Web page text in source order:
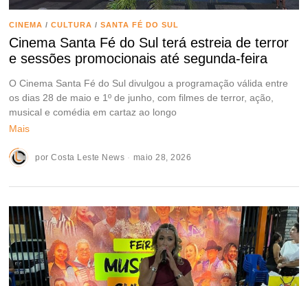
CINEMA / CULTURA / SANTA FÉ DO SUL
Cinema Santa Fé do Sul terá estreia de terror
e sessões promocionais até segunda-feira
O Cinema Santa Fé do Sul divulgou a programação válida entre
os dias 28 de maio e 1º de junho, com filmes de terror, ação,
musical e comédia em cartaz ao longo
Mais
porCosta Leste News maio 28, 2026